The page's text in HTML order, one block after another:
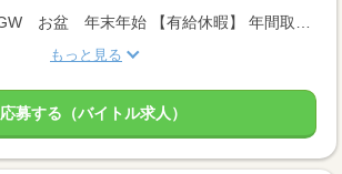
もっと見る
応募する（バイトル求人）